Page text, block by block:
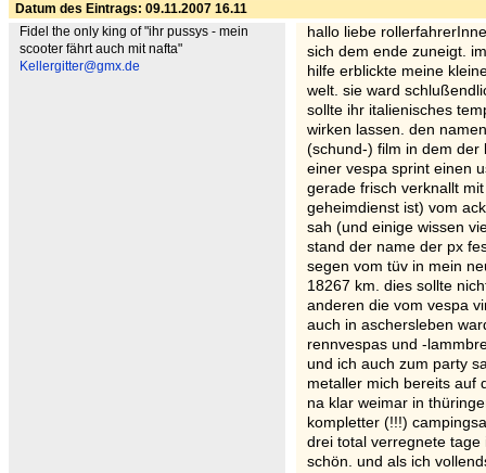
Datum des Eintrags: 09.11.2007 16.11
Fidel the only king of "ihr pussys - mein
scooter fährt auch mit nafta"
Kellergitter@gmx.de
hallo liebe
sich dem ende zuneigt.
hilfe erblickte meine
welt. sie ward
sollte ihr italienisches
wirken lassen. den
(schund-) film in dem der
einer vespa sprint einen
gerade frisch verknallt
geheimdienst ist) vom
sah (und einige wissen
stand der name der px
segen vom tüv in mein
18267 km. dies sollte
anderen die vom vespa
auch in aschersleben
rennvespas und -
und ich auch zum party
metaller mich bereits auf
na klar weimar in
kompletter (!!!)
drei total verregnete
schön. und als ich